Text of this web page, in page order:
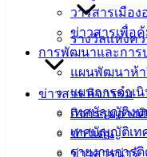
วารสารเมือง
ข่าวสารเพื่อ
การพัฒนาและการ
แผนพัฒนาห้า
แผนการดำเ
เทศบัญญัติงบ
เทศบัญญัติเท
รายงานการ
รางวัลแห่งค
ข่าวสาร กิจกรรม
กิจกรรมอ่าง
ข่าวเด่น
ข่าวสารน่ารู้